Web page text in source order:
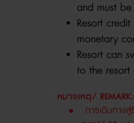
and must
Resort
monetary
Resort can
to the resort
หมายเหตุ/ REMARK:
•
การเดินทาง